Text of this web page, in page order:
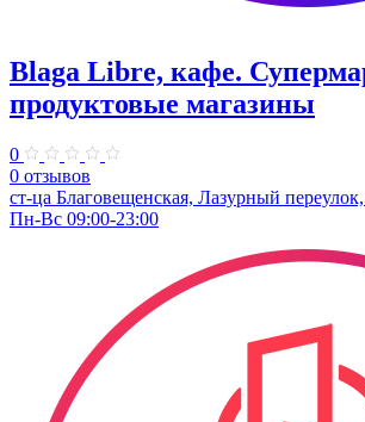
Blaga Libre, кафе.
продуктовые магазины
0
0 отзывов
ст-ца Благовещенская, Лазурный
Пн-Вс 09:00-23:00